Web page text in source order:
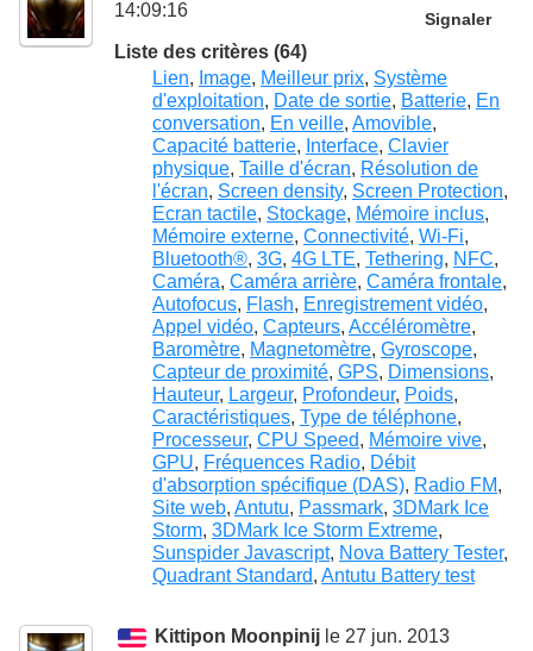
14:09:16
Signaler
Liste des critères (64)
Lien, Image, Meilleur prix, Système
d'exploitation, Date de sortie, Batterie, En
conversation, En veille, Amovible,
Capacité batterie, Interface, Clavier
physique, Taille d'écran, Résolution de
l'écran, Screen density, Screen Protection,
Ecran tactile, Stockage, Mémoire inclus,
Mémoire externe, Connectivité, Wi-Fi,
Bluetooth®, 3G, 4G LTE, Tethering, NFC,
Caméra, Caméra arrière, Caméra frontale,
Autofocus, Flash, Enregistrement vidéo,
Appel vidéo, Capteurs, Accéléromètre,
Baromètre, Magnetomètre, Gyroscope,
Capteur de proximité, GPS, Dimensions,
Hauteur, Largeur, Profondeur, Poids,
Caractéristiques, Type de téléphone,
Processeur, CPU Speed, Mémoire vive,
GPU, Fréquences Radio, Débit
d'absorption spécifique (DAS), Radio FM,
Site web, Antutu, Passmark, 3DMark Ice
Storm, 3DMark Ice Storm Extreme,
Sunspider Javascript, Nova Battery Tester,
Quadrant Standard, Antutu Battery test
Kittipon Moonpinij le 27 jun. 2013